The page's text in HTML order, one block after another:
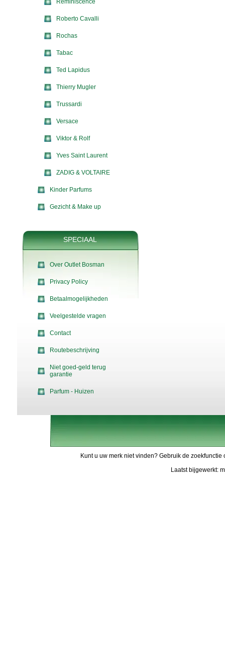
Reminiscence
Roberto Cavalli
Rochas
Tabac
Ted Lapidus
Thierry Mugler
Trussardi
Versace
Viktor & Rolf
Yves Saint Laurent
ZADIG & VOLTAIRE
Kinder Parfums
Gezicht & Make up
SPECIAAL
Over Outlet Bosman
Privacy Policy
Betaalmogelijkheden
Veelgestelde vragen
Contact
Routebeschrijving
Niet goed-geld terug
garantie
Parfum - Huizen
Kunt u uw merk niet vinden? Gebruik de
Laatst bijgewerkt: